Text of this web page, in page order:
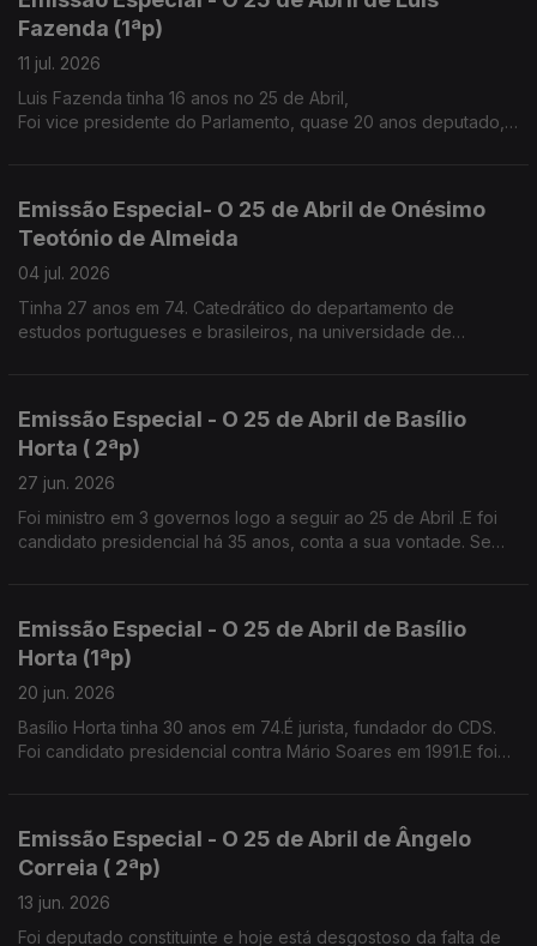
Fazenda (1ªp)
11 jul. 2026
Luis Fazenda tinha 16 anos no 25 de Abril,
Foi vice presidente do Parlamento, quase 20 anos deputado,
Emissão Especial- O 25 de Abril de Onésimo
Teotónio de Almeida
04 jul. 2026
Tinha 27 anos em 74. Catedrático do departamento de
estudos portugueses e brasileiros, na universidade de
Emissão Especial - O 25 de Abril de Basílio
Horta ( 2ªp)
27 jun. 2026
Foi ministro em 3 governos logo a seguir ao 25 de Abril .E foi
candidato presidencial há 35 anos, conta a sua vontade. Se
Emissão Especial - O 25 de Abril de Basílio
Horta (1ªp)
20 jun. 2026
Basílio Horta tinha 30 anos em 74.É jurista, fundador do CDS.
Foi candidato presidencial contra Mário Soares em 1991.E foi
Emissão Especial - O 25 de Abril de Ângelo
Correia ( 2ªp)
13 jun. 2026
Foi deputado constituinte e hoje está desgostoso da falta de